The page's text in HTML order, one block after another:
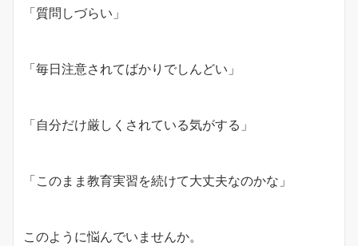
「質問しづらい」
「毎日注意されてばかりでしんどい」
「自分だけ厳しくされている気がする」
「このまま教育実習を続けて大丈夫なのかな」
このように悩んでいませんか。